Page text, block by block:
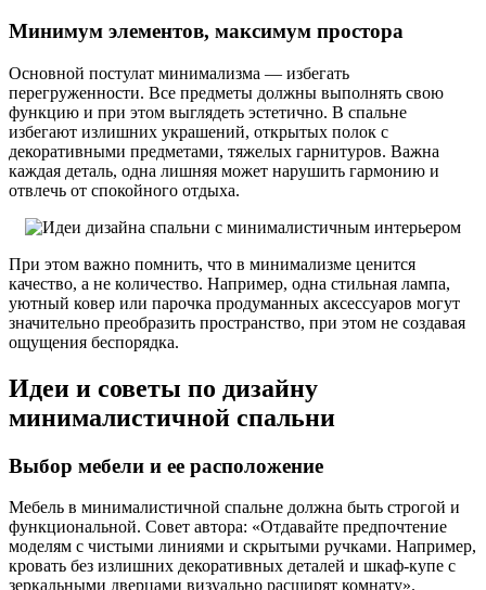
Минимум элементов, максимум простора
Основной постулат минимализма — избегать
перегруженности. Все предметы должны выполнять свою
функцию и при этом выглядеть эстетично. В спальне
избегают излишних украшений, открытых полок с
декоративными предметами, тяжелых гарнитуров. Важна
каждая деталь, одна лишняя может нарушить гармонию и
отвлечь от спокойного отдыха.
При этом важно помнить, что в минимализме ценится
качество, а не количество. Например, одна стильная лампа,
уютный ковер или парочка продуманных аксессуаров могут
значительно преобразить пространство, при этом не создавая
ощущения беспорядка.
Идеи и советы по дизайну
минималистичной спальни
Выбор мебели и ее расположение
Мебель в минималистичной спальне должна быть строгой и
функциональной. Совет автора: «Отдавайте предпочтение
моделям с чистыми линиями и скрытыми ручками. Например,
кровать без излишних декоративных деталей и шкаф-купе с
зеркальными дверцами визуально расширят комнату».